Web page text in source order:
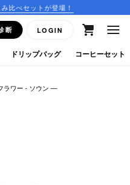
登場！
断 LOGIN
ケニア カプリフラワー - ソウン —
ドリップバッグ コーヒーセット